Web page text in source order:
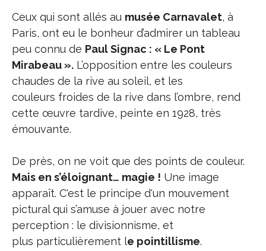
Ceux qui sont allés au musée Carnavalet, à
Paris, ont eu le bonheur d’admirer un tableau
peu connu de Paul Signac : « Le Pont
Mirabeau ». L’opposition entre les couleurs
chaudes de la rive au soleil, et les
couleurs froides de la rive dans l’ombre, rend
cette œuvre tardive, peinte en 1928, très
émouvante.
De près, on ne voit que des points de couleur.
Mais en s’éloignant… magie ! Une image
apparaît. C'est le principe d'un mouvement
pictural qui s’amuse à jouer avec notre
perception : le divisionnisme, et
plus particulièrement le pointillisme.